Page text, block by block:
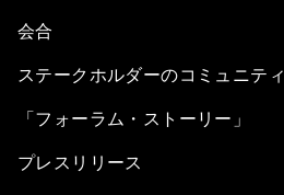
会合
ステークホルダーのコミュニティ
「フォーラム・ストーリー」
プレスリリース